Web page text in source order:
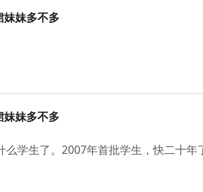
妹妹多不多
妹妹多不多
学生了。2007年首批学生，快二十年